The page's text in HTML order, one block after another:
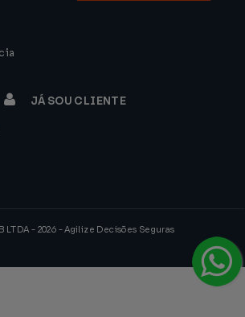
JÁ SOU CLIENTE
LTDA - 2026 - Agilize Decisões Seguras